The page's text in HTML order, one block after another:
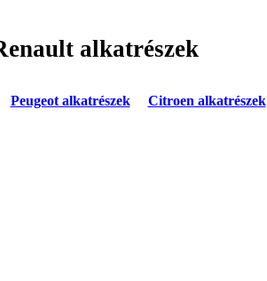
alkatrészek
Peugeot alkatrészek Citroen alkatrészek